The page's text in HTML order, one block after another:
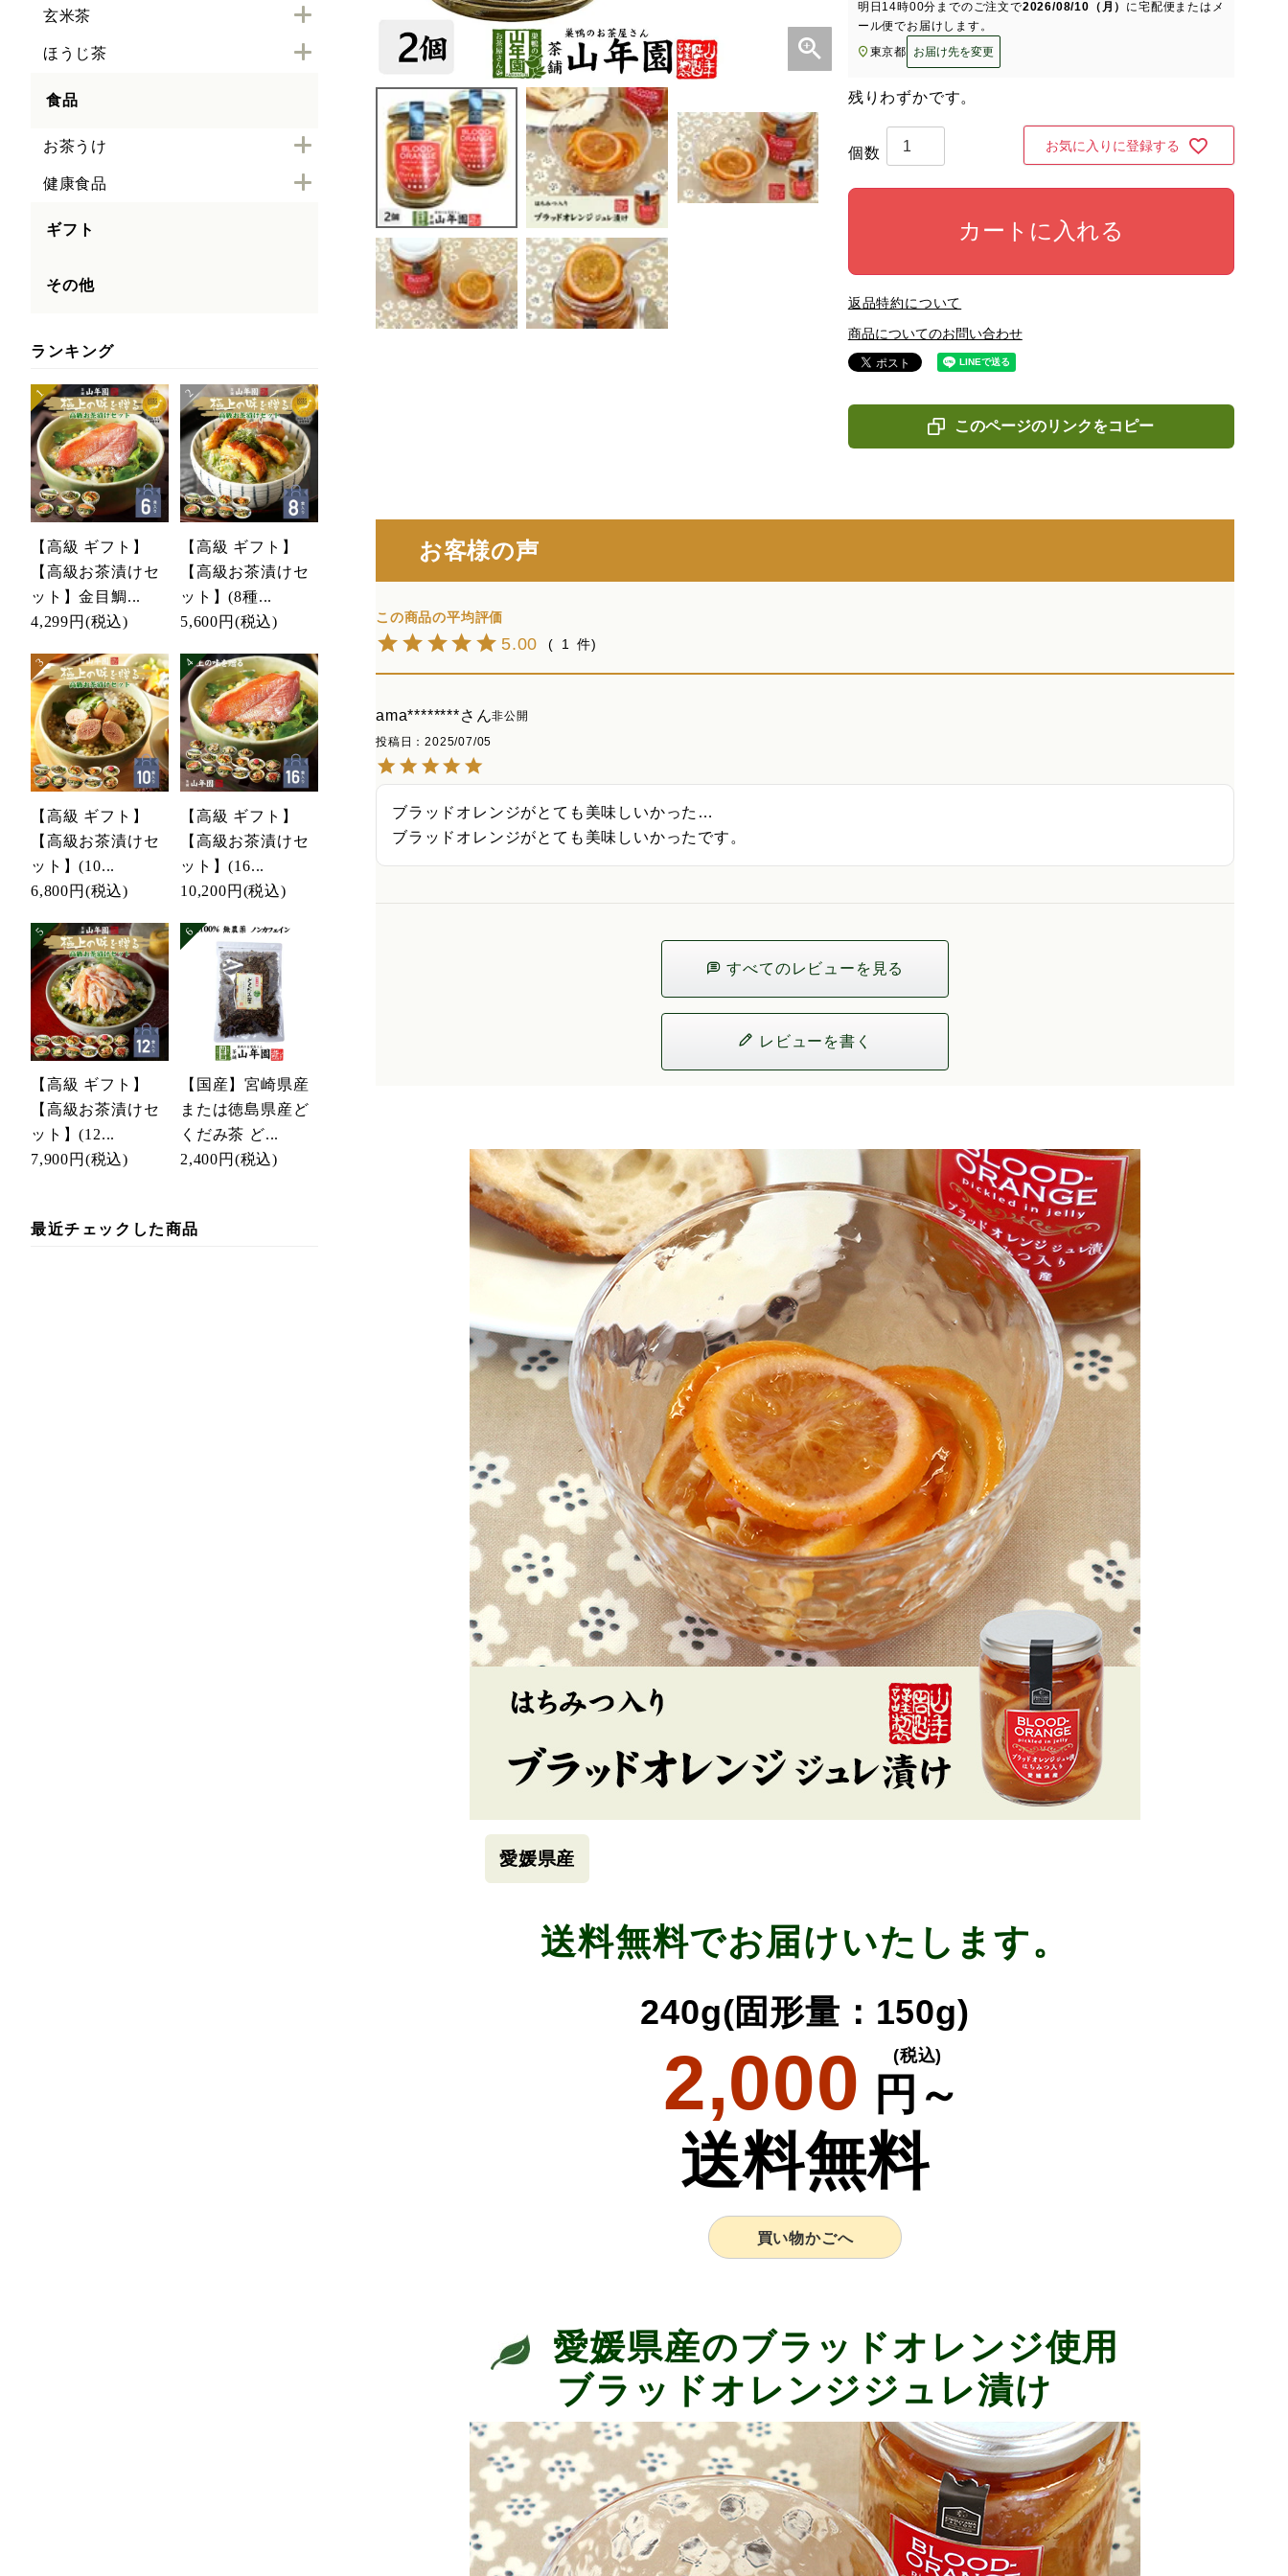
玄米茶
ほうじ茶
食品
お茶うけ
健康食品
ギフト
その他
ランキング
【高級 ギフト】
【高級お茶漬けセ
ット】金目鯛...
4,299円 (税込)
【高級 ギフト】
【高級お茶漬けセ
ット】(8種...
5,600円 (税込)
【高級 ギフト】
【高級お茶漬けセ
ット】(10...
6,800円 (税込)
【高級 ギフト】
【高級お茶漬けセ
ット】(16...
10,200円 (税込)
【高級 ギフト】
【高級お茶漬けセ
ット】(12...
7,900円 (税込)
【国産】宮崎県産
または徳島県産ど
くだみ茶 ど...
2,400円 (税込)
最近チェックした商品
明日 14時00分 までのご注文で2026/08/10（月） に宅配便またはメ
ール便でお届けします。
東京都
お届け先を変更
残りわずかです。
お気に入りに登録する
カートに入れる
返品特約について
商品についてのお問い合わせ
このページのリンクをコピー
お客様の声
5.00 1
ama********
非公開
投稿日
2025/07/05
ブラッドオレンジがとても美味しいかった…
ブラッドオレンジがとても美味しいかったです。
すべてのレビューを見る
レビューを書く
愛媛県産
送料無料でお届けいたします。
240g(固形量：150g)
2,000 円～
(税込)
送料無料
買い物かごへ
愛媛県産のブラッドオレンジ使用
ブラッドオレンジジュレ漬け